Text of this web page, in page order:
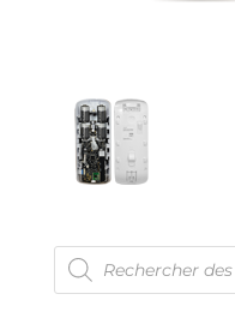
Recherche
de
produits